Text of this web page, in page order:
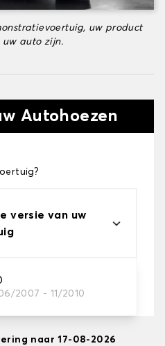
uw product
auto zijn.
Autohoezen
versie van uw
2007 - 11/2010
voor uw behoeftes
naar 17-08-2026